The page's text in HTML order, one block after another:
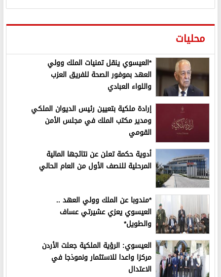
محليات
*العيسوي ينقل تمنيات الملك وولي
العهد بموفور الصحة للفريق العزب
واللواء العبادي
إرادة ملكية بتعيين رئيس الديوان الملكي
ومدير مكتب الملك في مجلس الأمن
القومي
أدوية حكمة تعلن عن نتائجها المالية
المرحلية للنصف الأول من العام الحالي
*مندوبا عن الملك وولي العهد ..
العيسوي يعزي عشيرتي عساف
والطويل*
العيسوي: الرؤية الملكية جعلت الأردن
مركزا واعدا للاستثمار ونموذجا في
الاعتدال